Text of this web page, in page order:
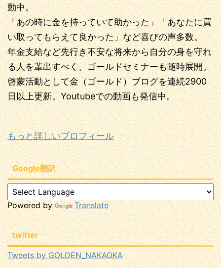
動中。
「あの時に金を持っていて助かった」「あなたに買
い取ってもらえて良かった」など喜びの声多数。
年金支給など先行き不安な将来から自分の身を守れ
る人を輩出すべく、ゴールドセミナーも随時展開。
啓蒙活動として金（ゴールド）ブログを連続2900
日以上更新。Youtubeでの動画も発信中。
もっと詳しいプロフィール
Google翻訳
Powered by Translate
twitter
Tweets by GOLDEN_NAKAOKA